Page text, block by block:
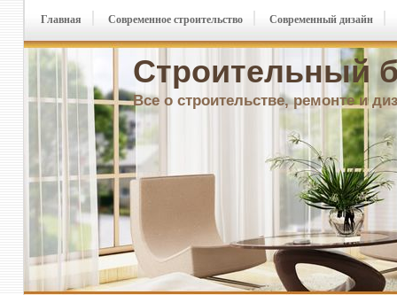
Строительный
Все о строительстве, ремонте и
Главная Современное строительство Современный дизайн